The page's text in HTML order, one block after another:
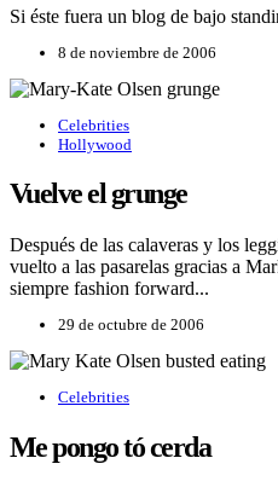
Si éste fuera un blog de bajo
8 de noviembre de 2006
Celebrities
Hollywood
Vuelve el grunge
Después de las calaveras y los
vuelto a las pasarelas gracias a
siempre fashion forward...
29 de octubre de 2006
Celebrities
Me pongo tó cerda